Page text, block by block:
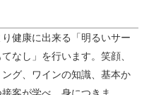
健康に出来る「明るいサー
なし」を行います。笑顔、
グ、ワインの知識、基本か